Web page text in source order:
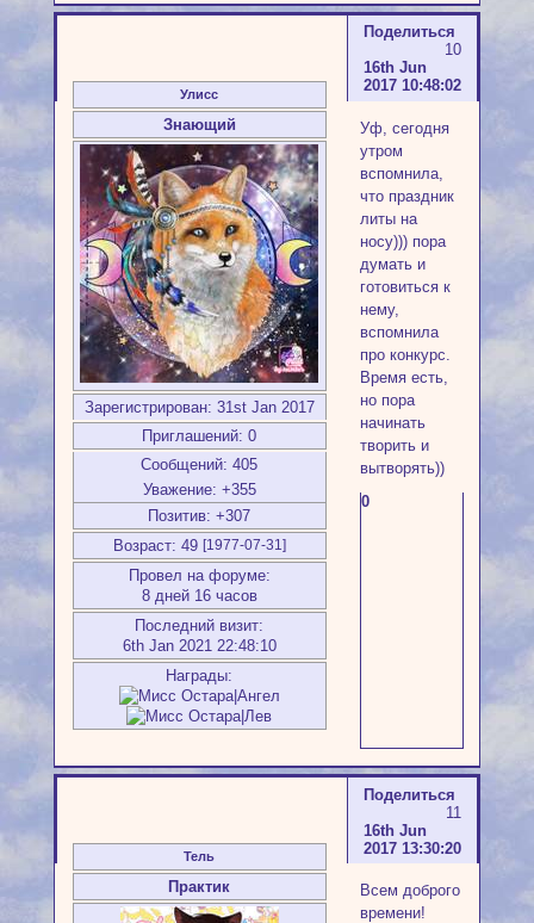
Поделиться
10
16th Jun
2017 10:48:02
Улисс
Знающий
Зарегистрирован: 31st Jan 2017
Приглашений: 0
Сообщений: 405
Уважение: +355
Позитив: +307
Возраст: 49 [1977-07-31]
Провел на форуме:
8 дней 16 часов
Последний визит:
6th Jan 2021 22:48:10
Награды:
Уф, сегодня
утром
вспомнила,
что праздник
литы на
носу))) пора
думать и
готовиться к
нему,
вспомнила
про конкурс.
Время есть,
но пора
начинать
творить и
вытворять))
0
Поделиться
11
16th Jun
2017 13:30:20
Тель
Практик
Всем доброго
времени!